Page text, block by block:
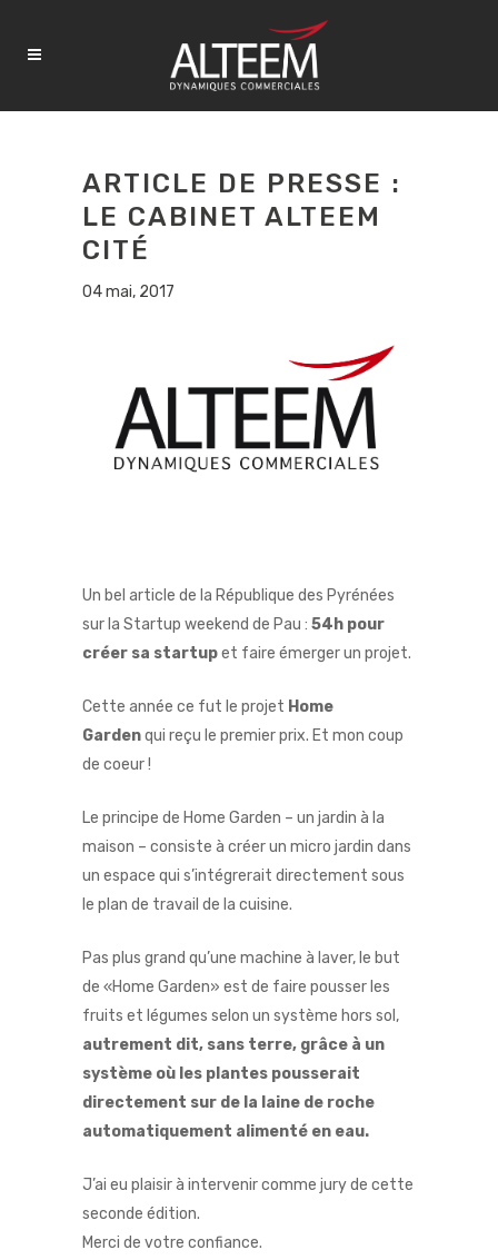
ARTICLE DE PRESSE :
LE CABINET ALTEEM
CITÉ
04 mai, 2017
Un bel article de la République des Pyrénées
sur la Startup weekend de Pau : 54h pour
créer sa startupet faire émerger un projet.
Cette année ce fut le projet Home
Gardenqui reçu le premier prix. Et mon coup
de coeur !
Le principe de Home Garden – un jardin à la
maison – consiste à créer un micro jardin dans
un espace qui s’intégrerait directement sous
le plan de travail de la cuisine.
Pas plus grand qu’une machine à laver, le but
de «Home Garden» est de faire pousser les
fruits et légumes selon un système hors sol,
autrement dit, sans terre, grâce à un
système où les plantes pousserait
directement sur de la laine de roche
automatiquement alimenté en eau.
J’ai eu plaisir à intervenir comme jury de cette
seconde édition.
Merci de votre confiance.